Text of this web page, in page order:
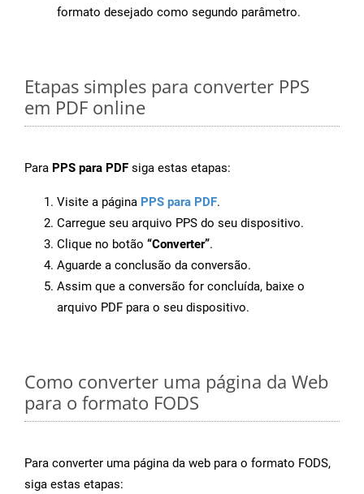
formato desejado como segundo parâmetro.
Etapas simples para converter PPS
em PDF online
Para PPS para PDF siga estas etapas:
Visite a página PPS para PDF.
Carregue seu arquivo PPS do seu dispositivo.
Clique no botão “Converter”.
Aguarde a conclusão da conversão.
Assim que a conversão for concluída, baixe o
arquivo PDF para o seu dispositivo.
Como converter uma página da Web
para o formato FODS
Para converter uma página da web para o formato FODS,
siga estas etapas: